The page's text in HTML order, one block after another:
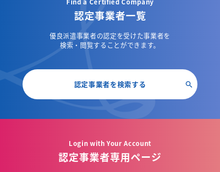
認定事業者一覧
優良派遣事業者の認定を受けた事業者を
検索・閲覧することができます。
認定事業者を検索する
Login with Your Account
認定事業者専用ページ